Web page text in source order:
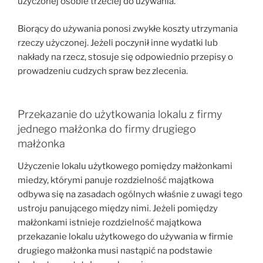
Biorący do używania ponosi zwykłe koszty utrzymania
rzeczy użyczonej. Jeżeli poczynił inne wydatki lub
nakłady na rzecz, stosuje się odpowiednio przepisy o
prowadzeniu cudzych spraw bez zlecenia.
Przekazanie do użytkowania lokalu z firmy
jednego małżonka do firmy drugiego
małżonka
Użyczenie lokalu użytkowego pomiędzy małżonkami
miedzy, którymi panuje rozdzielność majątkowa
odbywa się na zasadach ogólnych właśnie z uwagi tego
ustroju panującego między nimi. Jeżeli pomiędzy
małżonkami istnieje rozdzielność majątkowa
przekazanie lokalu użytkowego do używania w firmie
drugiego małżonka musi nastąpić na podstawie